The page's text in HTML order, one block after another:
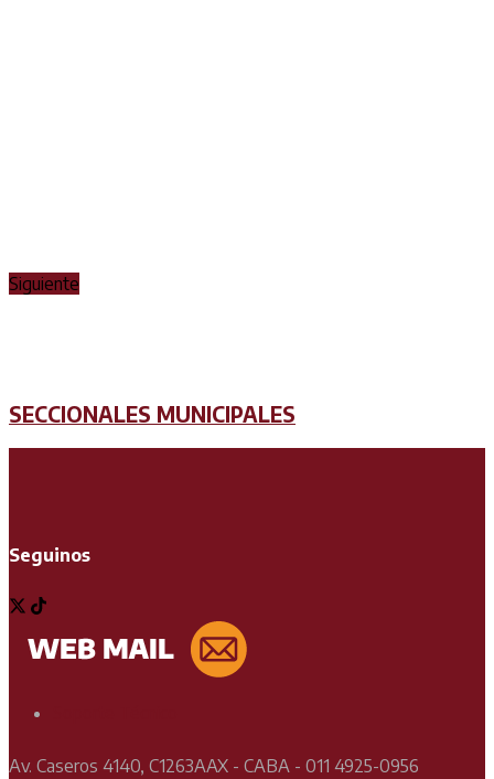
Siguiente
SECCIONALES MUNICIPALES
Seguinos
Av. Caseros 4140, C1263AAX - CABA - 011 4925-0956